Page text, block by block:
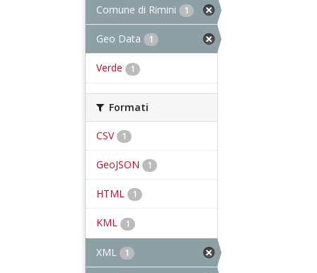
Comune di Rimini 1
Geo Data 1
Verde 1
Formati
CSV 1
GeoJSON 1
HTML 1
KML 1
XML 1